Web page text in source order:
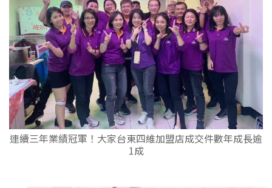
連續三年業績冠軍！大家台東四維加盟店成交件數年成長逾
1成